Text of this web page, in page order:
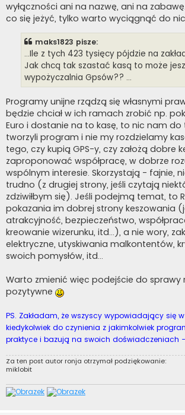
wyłączności ani na nazwę, ani na
co się jeżyć, tylko warto wyciągnąć do
maks1823 pisze:
...Ile z tych 423 tysięcy pójdzie na
Jak chcą tak szastać kasą to może
wypożyczalnia Gpsów?? ...
Programy unijne rządzą się własnymi
będzie chciał w ich ramach zrobić np.
Euro i dostanie na to kasę, to nic nam do
tworzyli program i nie my rozdzielamy
tego, czy kupią GPS-y, czy założą dobre
zaproponować współpracę, w dobrze
wspólnym interesie. Skorzystają - fajnie,
trudno (z drugiej strony, jeśli czytają
zdziwiłbym się). Jeśli podejmą temat, to
pokazania im dobrej strony keszowania
atrakcyjność, bezpieczeństwo,
kreowanie wizerunku, itd...), a nie wory,
elektryczne, utyskiwania malkontentów,
swoich pomysłów, itd...
Warto zmienić więc podejście do sprawy
pozytywne
PS. Zakładam, że wszyscy wypowiadający się
kiedykolwiek do czynienia z jakimkolwiek
praktyce i bazują na swoich doświadczeniach
Za ten post autor ronja otrzymał podziękowanie:
miklobit